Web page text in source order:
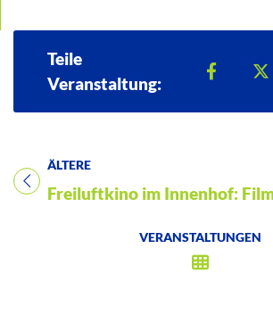
Teile
Veranstaltung:
Teilen
ÄLTERE
Titel für Veranstaltung
Freiluftkino im Innenhof: Film aus der
VERANSTALTUNGEN